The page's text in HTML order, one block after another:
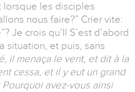
lorsque les disciples
nous faire?” Crier vite:
Je crois qu’Il S’est d’abord
situation, et puis, sans
il menaça le vent, et dit à la
cessa, et il y eut un grand
Pourquoi avez-vous ainsi